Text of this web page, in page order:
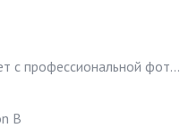
с профессиональной фот...
B